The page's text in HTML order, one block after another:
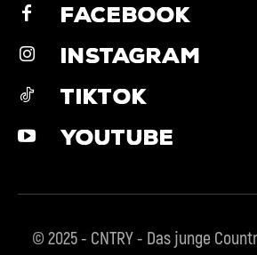
FACEBOOK
INSTAGRAM
TIKTOK
YOUTUBE
© 2025 - CNTRY - Das junge